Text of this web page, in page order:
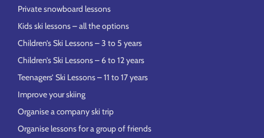
Private snowboard lessons
Kids ski lessons – all the options
Children’s Ski Lessons – 3 to 5 years
Children’s Ski Lessons – 6 to 12 years
Teenagers’ Ski Lessons – 11 to 17 years
Improve your skiing
Organise a company ski trip
Organise lessons for a group of friends